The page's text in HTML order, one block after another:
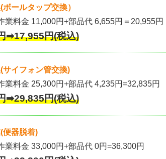
ールタップ交換）
業料金 11,000円+部品代 6,655円＝20,955円
➡17,955円(税込)
サイフォン管交換)
業料金 25,300円+部品代 4,235円=32,835円
➡29,835円(税込)
便器脱着)
業料金 33,000円+部品代 0円=36,300円